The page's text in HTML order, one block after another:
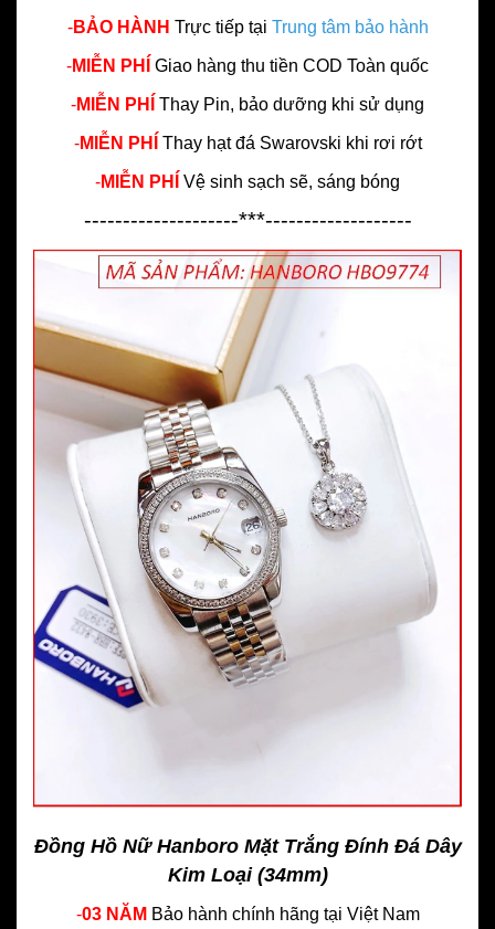
-BẢO HÀNH Trực tiếp tại Trung tâm bảo hành
-MIỄN PHÍ Giao hàng thu tiền COD Toàn quốc
-MIỄN PHÍ Thay Pin, bảo dưỡng khi sử dụng
-MIỄN PHÍ Thay hạt đá Swarovski khi rơi rớt
-MIỄN PHÍ Vệ sinh sạch sẽ, sáng bóng
--------------------***-------------------
Đồng Hồ Nữ Hanboro Mặt Trắng Đính Đá Dây
Kim Loại (34mm)
-03 NĂM Bảo hành chính hãng tại Việt Nam